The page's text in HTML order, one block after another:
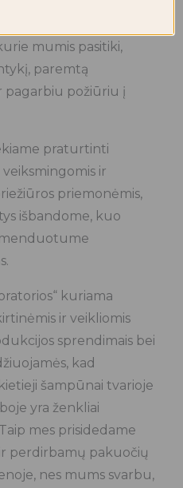
mumis pasitiki,
paremtą
pagarbiu požiūriu į
praturtinti
ir
priemonėmis,
išbandome, kuo
kuriama
ir veikliomis
sprendimais bei
kad
šampūnai tvarioje
yra ženkliai
mes prisidedame
perdirbamų pakuočių
nes mums svarbu,